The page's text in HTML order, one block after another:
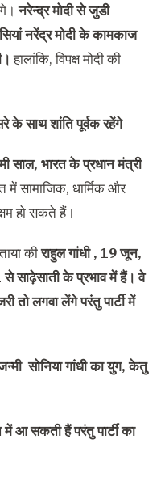
नरेन्‍द्र मोदी से जुडी
नरेंद्र मोदी के कामकाज
हालांकि, विपक्ष मोदी की
के साथ शांति पूर्वक रहेंगे
साल, भारत के प्रधान मंत्री
में सामाजिक, धार्मिक और
हो सकते हैं।
कीराहुल गांधी , 19 जून,
साढ़ेसाती के प्रभाव में हैं। वे
तो लगवा लेंगे परंतु पार्टी में
सोनिया गांधी का युग, केतु
में आ सकती हैं परंतु पार्टी का